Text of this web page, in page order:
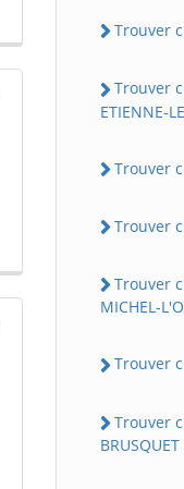
Trouver
Trouver
ETIENNE-
Trouver
Trouver
Trouver
MICHEL-
Trouver
Trouver
BRUSQUET